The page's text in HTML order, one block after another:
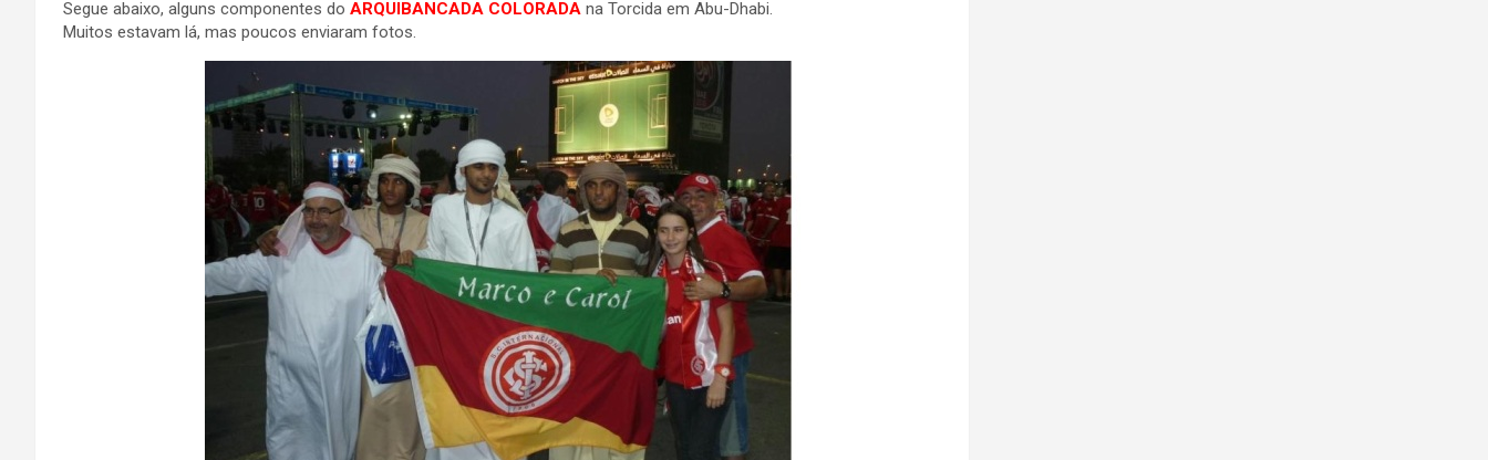
Segue abaixo, alguns componentes do ARQUIBANCADA COLORADA na Torcida em Abu-Dhabi.
Muitos estavam lá, mas poucos enviaram fotos.